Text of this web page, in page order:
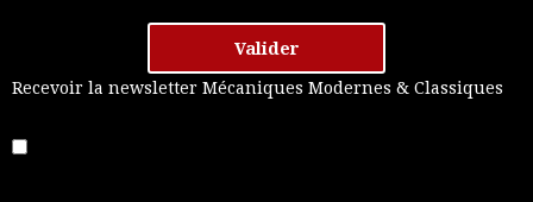
Valider
Recevoir la newsletter Mécaniques Modernes & Classiques